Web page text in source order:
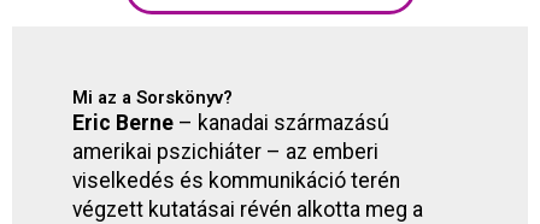
Mi az a Sorskönyv?
Eric Berne – kanadai származású
amerikai pszichiáter – az emberi
viselkedés és kommunikáció terén
végzett kutatásai révén alkotta meg a